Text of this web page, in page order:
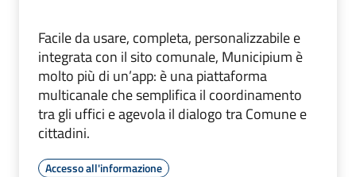
Facile da usare, completa, personalizzabile e
integrata con il sito comunale, Municipium è
molto più di un’app: è una piattaforma
multicanale che semplifica il coordinamento
tra gli uffici e agevola il dialogo tra Comune e
cittadini.
Accesso all'informazione